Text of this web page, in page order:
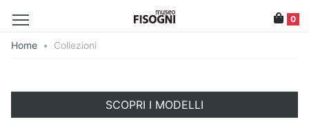
0
Home • Collezioni
SCOPRI I MODELLI